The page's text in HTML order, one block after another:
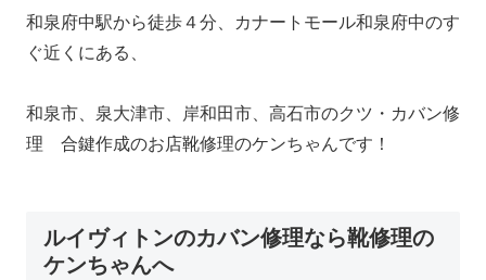
和泉府中駅から徒歩４分、カナートモール和泉府中のす
ぐ近くにある、
和泉市、泉大津市、岸和田市、高石市のクツ・カバン修
理 合鍵作成のお店靴修理のケンちゃんです！
ルイヴィトンのカバン修理なら靴修理の
ケンちゃんへ